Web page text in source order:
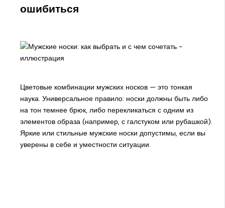
ошибиться
Цветовые комбинации мужских носков — это тонкая
наука. Универсальное правило: носки должны быть либо
на тон темнее брюк, либо перекликаться с одним из
элементов образа (например, с галстуком или рубашкой).
Яркие или стильные мужские носки допустимы, если вы
уверены в себе и уместности ситуации.